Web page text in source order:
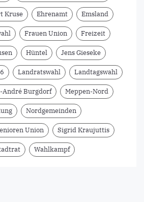
Kruse Ehrenamt Emsland
Frauen Union Freizeit
Hüntel Jens Gieseke
Landratswahl Landtagswahl
André Burgdorf Meppen-Nord
Nordgemeinden
Union Sigrid Kraujuttis
Wahlkampf